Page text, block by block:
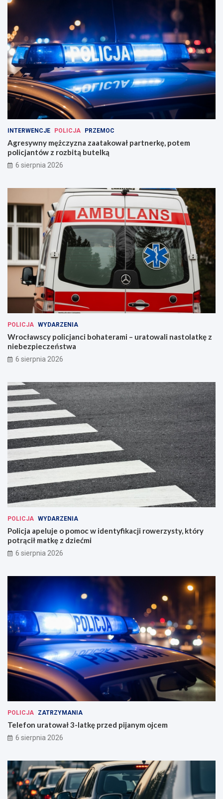
INTERWENCJE POLICJA PRZEMOC
Agresywny mężczyzna zaatakował partnerkę, potem
policjantów z rozbitą butelką
6 sierpnia 2026
POLICJA WYDARZENIA
Wrocławscy policjanci bohaterami – uratowali nastolatkę z
niebezpieczeństwa
6 sierpnia 2026
POLICJA WYDARZENIA
Policja apeluje o pomoc w identyfikacji rowerzysty, który
potrącił matkę z dziećmi
6 sierpnia 2026
POLICJA ZATRZYMANIA
Telefon uratował 3-latkę przed pijanym ojcem
6 sierpnia 2026